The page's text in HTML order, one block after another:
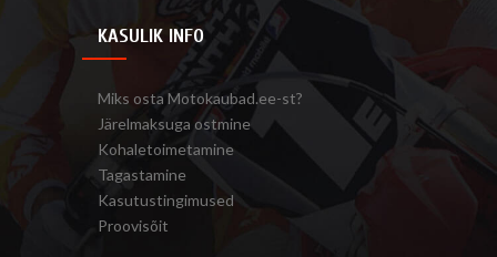
KASULIK INFO
Miks osta Motokaubad.ee-st?
Järelmaksuga ostmine
Kohaletoimetamine
Tagastamine
Kasutustingimused
Proovisõit